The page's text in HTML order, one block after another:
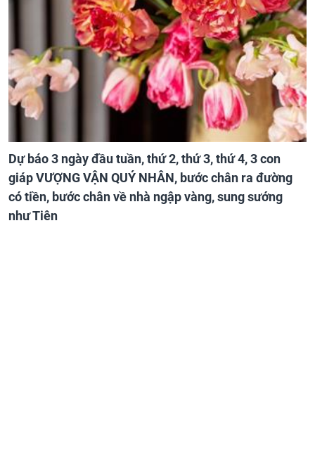
Dự báo 3 ngày đầu tuần, thứ 2, thứ 3, thứ 4, 3 con
giáp VƯỢNG VẬN QUÝ NHÂN, bước chân ra đường
có tiền, bước chân về nhà ngập vàng, sung sướng
như Tiên